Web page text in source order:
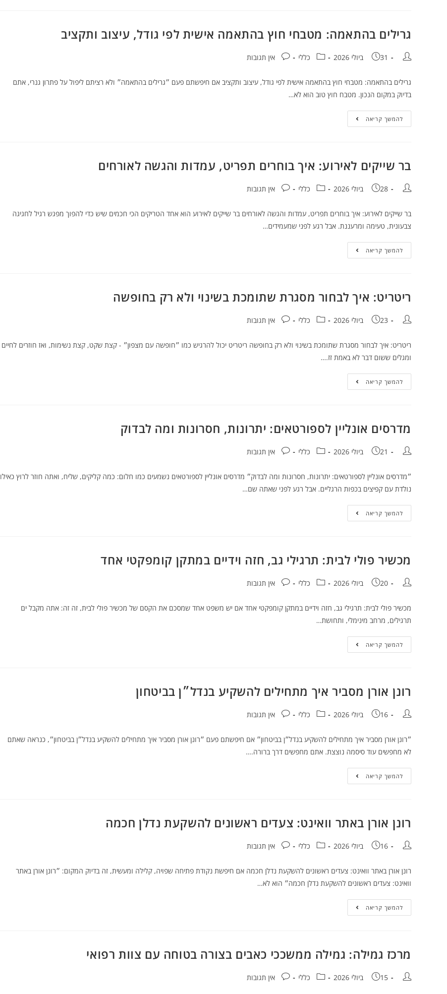
גרילים בהתאמה: מטבחי חוץ בהתאמה אישית לפי גודל, עיצוב ותקציב
31 ביולי 2026 כללי אין תגובות
גרילים בהתאמה: מטבחי חוץ בהתאמה אישית לפי גודל, עיצוב ותקציב אם חיפשתם פעם ״גרילים בהתאמה״ ולא רציתם ליפול על פתרון גנרי, אתם
בדיוק במקום הנכון. מטבח חוץ טוב הוא לא…
להמשך קריאה
בר שייקים לאירוע: איך בוחרים תפריט, עמדות והגשה לאורחים
28 ביולי 2026 כללי אין תגובות
בר שייקים לאירוע: איך בוחרים תפריט, עמדות והגשה לאורחים בר שייקים לאירוע הוא אחד הטריקים הכי חכמים שיש כדי להפוך מפגש רגיל לחגיגה
צבעונית, טעימה ומרעננת. אבל רגע לפני שמעמידים…
להמשך קריאה
ריטריט: איך לבחור מסגרת שתומכת בשינוי ולא רק בחופשה
23 ביולי 2026 כללי אין תגובות
ריטריט: איך לבחור מסגרת שתומכת בשינוי ולא רק בחופשה ריטריט יכול להרגיש כמו ״חופשה עם מצפון״ - קצת שקט, קצת נשימות, ואז חוזרים לחיים
ומגלים ששום דבר לא באמת זז.…
להמשך קריאה
מדרסים אונליין לספורטאים: יתרונות, חסרונות ומה לבדוק
21 ביולי 2026 כללי אין תגובות
״מדרסים אונליין לספורטאים: יתרונות, חסרונות ומה לבדוק״ מדרסים אונליין לספורטאים נשמעים כמו חלום: כמה קליקים, שליח, ואתה חוזר לרוץ כאילו
נולדת עם קפיצים בכפות הרגליים. אבל רגע לפני שאתה שם…
להמשך קריאה
מכשיר פולי לבית: תרגילי גב, חזה וידיים במתקן קומפקטי אחד
20 ביולי 2026 כללי אין תגובות
מכשיר פולי לבית: תרגילי גב, חזה וידיים במתקן קומפקטי אחד אם יש משפט אחד שמסכם את הקסם של מכשיר פולי לבית, זה זה: אתה מקבל ים
תרגילים, מרחב מינימלי, ותחושת…
להמשך קריאה
רונן אורן מסביר איך מתחילים להשקיע בנדל״ן בביטחון
16 ביולי 2026 כללי אין תגובות
״רונן אורן מסביר איך מתחילים להשקיע בנדל״ן בביטחון״ אם חיפשתם פעם ״רונן אורן מסביר איך מתחילים להשקיע בנדל״ן בביטחון״, כנראה שאתם
לא מחפשים עוד סיסמה נוצצת. אתם מחפשים דרך ברורה.…
להמשך קריאה
רונן אורן באתר וואינט: צעדים ראשונים להשקעת נדלן חכמה
16 ביולי 2026 כללי אין תגובות
רונן אורן באתר וואינט: צעדים ראשונים להשקעת נדלן חכמה אם חיפשת נקודת פתיחה שפויה, קלילה ומעשית, זה בדיוק המקום: ״רונן אורן באתר
וואינט: צעדים ראשונים להשקעת נדלן חכמה״ הוא לא…
להמשך קריאה
מרכז גמילה: גמילה ממשככי כאבים בצורה בטוחה עם צוות רפואי
15 ביולי 2026 כללי אין תגובות